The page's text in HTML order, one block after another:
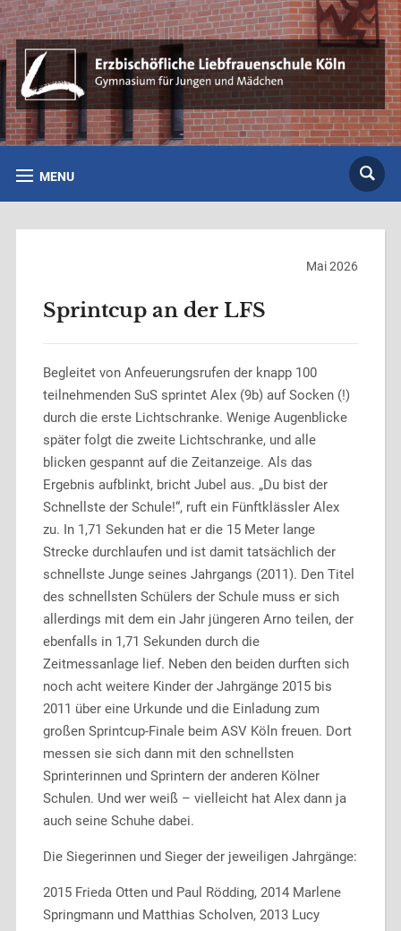
MENU
Mai 2026
Sprintcup an der LFS
Begleitet von Anfeuerungsrufen der knapp 100
teilnehmenden SuS sprintet Alex (9b) auf Socken (!)
durch die erste Lichtschranke. Wenige Augenblicke
später folgt die zweite Lichtschranke, und alle
blicken gespannt auf die Zeitanzeige. Als das
Ergebnis aufblinkt, bricht Jubel aus. „Du bist der
Schnellste der Schule!“, ruft ein Fünftklässler Alex
zu. In 1,71 Sekunden hat er die 15 Meter lange
Strecke durchlaufen und ist damit tatsächlich der
schnellste Junge seines Jahrgangs (2011). Den Titel
des schnellsten Schülers der Schule muss er sich
allerdings mit dem ein Jahr jüngeren Arno teilen, der
ebenfalls in 1,71 Sekunden durch die
Zeitmessanlage lief. Neben den beiden durften sich
noch acht weitere Kinder der Jahrgänge 2015 bis
2011 über eine Urkunde und die Einladung zum
großen Sprintcup-Finale beim ASV Köln freuen. Dort
messen sie sich dann mit den schnellsten
Sprinterinnen und Sprintern der anderen Kölner
Schulen. Und wer weiß – vielleicht hat Alex dann ja
auch seine Schuhe dabei.
Die Siegerinnen und Sieger der jeweiligen Jahrgänge:
2015 Frieda Otten und Paul Rödding, 2014 Marlene
Springmann und Matthias Scholven, 2013 Lucy